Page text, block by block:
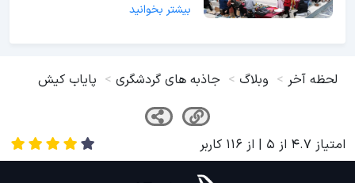
بیشتر بخوانید
لحظه آخر وبلاگ جاذبه های گردشگری پایاب کیش
امتیاز 4.7 از 5 | از 116 کاربر